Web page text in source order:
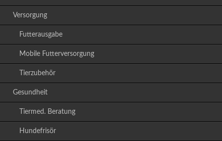
Versorgung
Futterausgabe
Mobile Futterversorgung
Tierzubehör
Gesundheit
Tiermed. Beratung
Hundefrisör